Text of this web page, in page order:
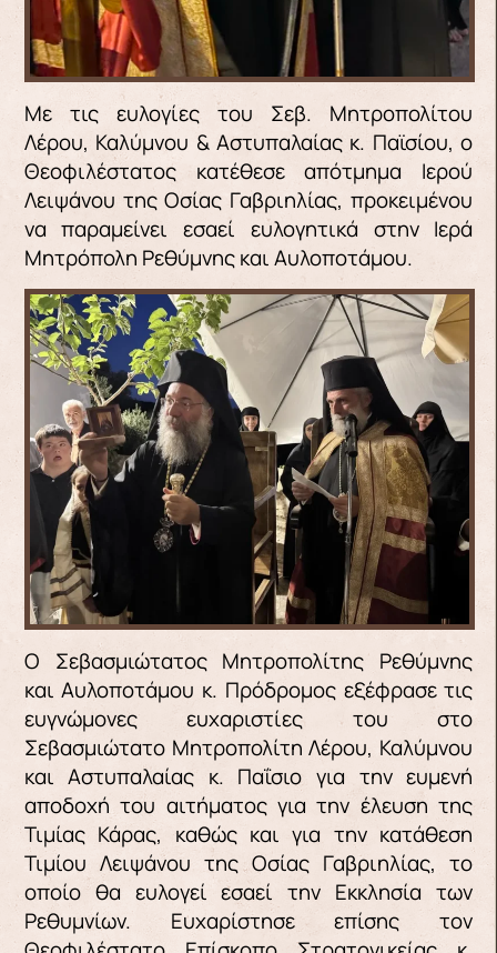
Με τις ευλογίες του Σεβ. Μητροπολίτου
Λέρου, Καλύμνου & Αστυπαλαίας κ. Παϊσίου, ο
Θεοφιλέστατος κατέθεσε απότμημα Ιερού
Λειψάνου της Οσίας Γαβριηλίας, προκειμένου
να παραμείνει εσαεί ευλογητικά στην Ιερά
Μητρόπολη Ρεθύμνης και Αυλοποτάμου.
Ο Σεβασμιώτατος Μητροπολίτης Ρεθύμνης
και Αυλοποτάμου κ. Πρόδρομος εξέφρασε τις
ευγνώμονες ευχαριστίες του στο
Σεβασμιώτατο Μητροπολίτη Λέρου, Καλύμνου
και Αστυπαλαίας κ. Παΐσιο για την ευμενή
αποδοχή του αιτήματος για την έλευση της
Τιμίας Κάρας, καθώς και για την κατάθεση
Τιμίου Λειψάνου της Οσίας Γαβριηλίας, το
οποίο θα ευλογεί εσαεί την Εκκλησία των
Ρεθυμνίων. Ευχαρίστησε επίσης τον